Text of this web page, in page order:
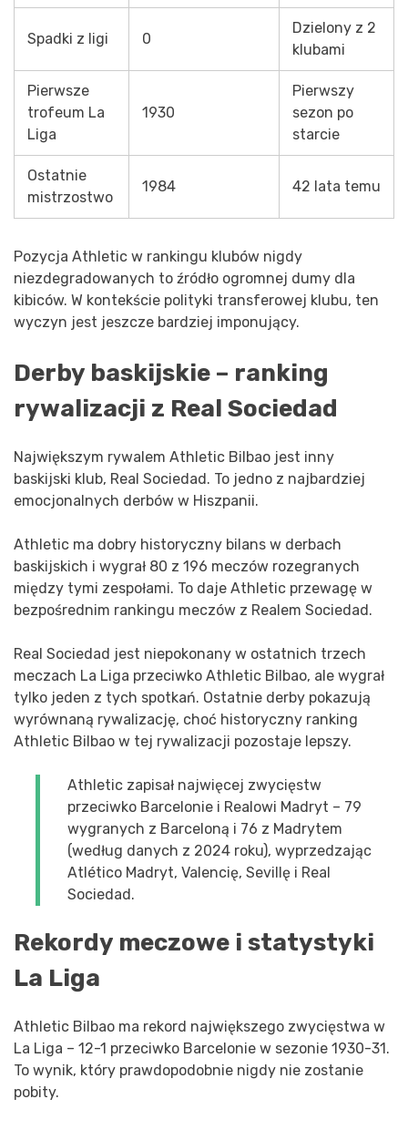
Spadki z ligi 0
Dzielony z 2
klubami
Pierwsze
trofeum La
Liga
1930
Pierwszy
sezon po
starcie
Ostatnie
mistrzostwo
1984 42 lata temu
Pozycja Athletic w rankingu klubów nigdy
niezdegradowanych to źródło ogromnej dumy dla
kibiców. W kontekście polityki transferowej klubu, ten
wyczyn jest jeszcze bardziej imponujący.
Derby baskijskie – ranking
rywalizacji z Real Sociedad
Największym rywalem Athletic Bilbao jest inny
baskijski klub, Real Sociedad. To jedno z najbardziej
emocjonalnych derbów w Hiszpanii.
Athletic ma dobry historyczny bilans w derbach
baskijskich i wygrał 80 z 196 meczów rozegranych
między tymi zespołami. To daje Athletic przewagę w
bezpośrednim rankingu meczów z Realem Sociedad.
Real Sociedad jest niepokonany w ostatnich trzech
meczach La Liga przeciwko Athletic Bilbao, ale wygrał
tylko jeden z tych spotkań. Ostatnie derby pokazują
wyrównaną rywalizację, choć historyczny ranking
Athletic Bilbao w tej rywalizacji pozostaje lepszy.
Athletic zapisał najwięcej zwycięstw
przeciwko Barcelonie i Realowi Madryt – 79
wygranych z Barceloną i 76 z Madrytem
(według danych z 2024 roku), wyprzedzając
Atlético Madryt, Valencię, Sevillę i Real
Sociedad.
Rekordy meczowe i statystyki
La Liga
Athletic Bilbao ma rekord największego zwycięstwa w
La Liga – 12-1 przeciwko Barcelonie w sezonie 1930-31.
To wynik, który prawdopodobnie nigdy nie zostanie
pobity.